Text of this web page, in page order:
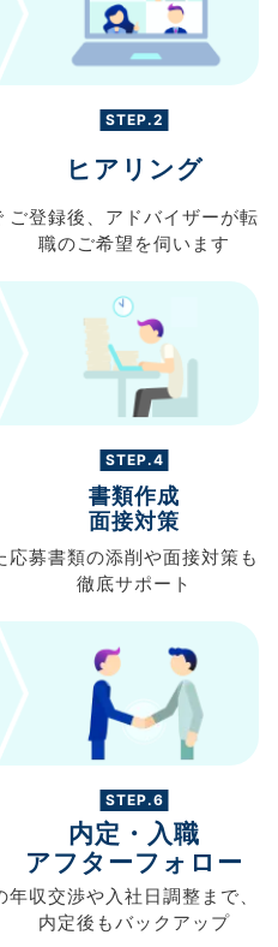
STEP.2
ヒアリング
ご登録後、 アドバイザーが転
職のご希望を伺います
STEP.4
書類作成
面接対策
応募書類の添削や面接対策も
徹底サポート
STEP.6
内定・入職
アフターフォロー
年収交渉や入社日調整まで、
内定後もバックアップ